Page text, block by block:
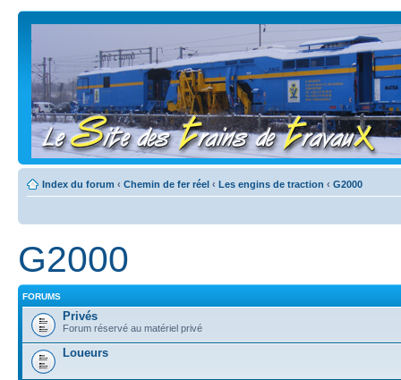
Index du forum ‹ Chemin de fer réel ‹ Les engins de traction ‹ G2000
G2000
FORUMS
Privés
Forum réservé au matériel privé
Loueurs